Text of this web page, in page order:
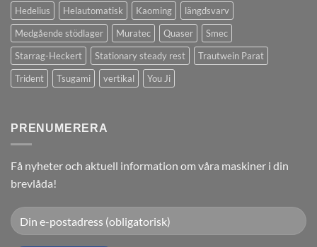
Hedelius
Helautomatisk Kaoming
längdsvarv
Medgående stödlager
Muratec Quaser
Smec
Starrag-Heckert
Stationary steady rest
Trautwein Parat
Trident
Tsugami vertikal You Ji
PRENUMERERA
Få nyheter och aktuell information om våra maskiner i din
brevlåda!